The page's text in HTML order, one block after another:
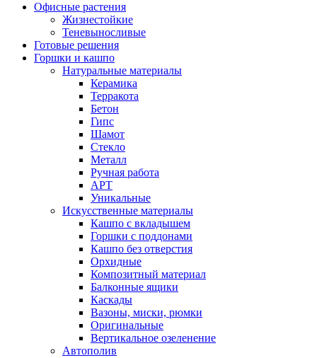
Офисные растения
Жизнестойкие
Теневыносливые
Готовые решения
Горшки и кашпо
Натуральные материалы
Керамика
Терракота
Бетон
Гипс
Шамот
Стекло
Металл
Ручная работа
АРТ
Уникальные
Искусственные материалы
Кашпо с вкладышем
Горшки с поддонами
Кашпо без отверстия
Орхидные
Композитный материал
Балконные ящики
Каскады
Вазоны, миски, рюмки
Оригинальные
Вертикальное озеленение
Автополив